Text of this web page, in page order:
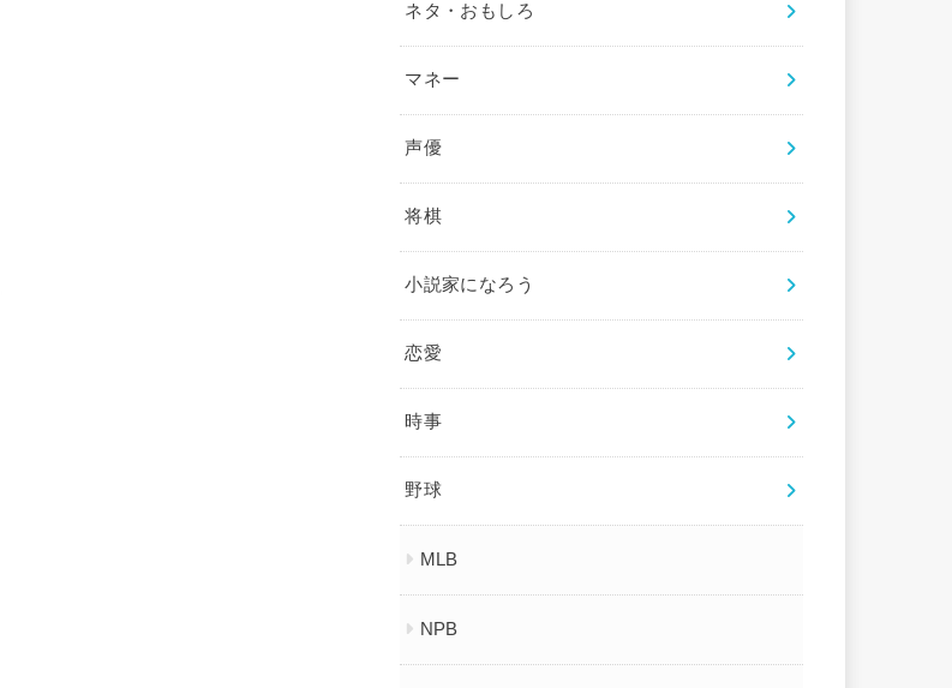
ネタ・おもしろ
マネー
声優
将棋
小説家になろう
恋愛
時事
野球
MLB
NPB